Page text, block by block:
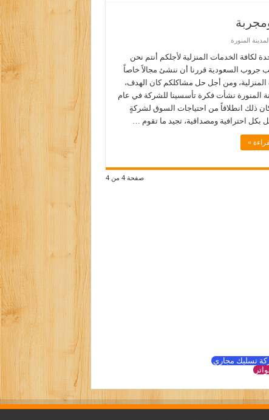
المنورة
لكافة الخدمات المنزلية لأجلكم أنتم نحن
جروب السعودية قررنا أن ننشئ مجالاً خاصاً
المنزلية، ومن أجل حل مشاكلكم كان الهدف،
المنورة نشأت فكرة تأسسينا للشركة في عام
وكان ذلك انطلاقاً من احتياجات السوق لشركةٍ
بكل احترافية ومصداقية، تجيد ما تقوم …
»
صفحة 4 من 4
تسليك مجاري